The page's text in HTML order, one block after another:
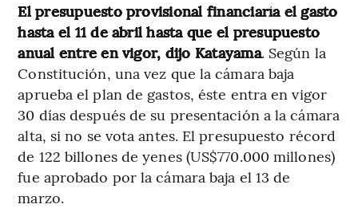
El presupuesto provisional financiaría el gasto
hasta el 11 de abril hasta que el presupuesto
anual entre en vigor, dijo Katayama. Según la
Constitución, una vez que la cámara baja
aprueba el plan de gastos, éste entra en vigor
30 días después de su presentación a la cámara
alta, si no se vota antes. El presupuesto récord
de 122 billones de yenes (US$770.000 millones)
fue aprobado por la cámara baja el 13 de
marzo.